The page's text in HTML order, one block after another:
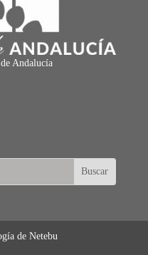
Andalucía
de Netebu